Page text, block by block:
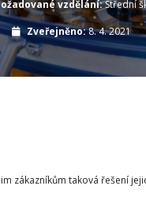
vzdělání:Střední
Zveřejněno:8. 4. 2021
zákazníkům taková řešení